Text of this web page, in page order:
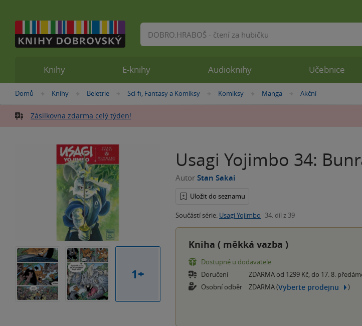
Nacházíte
zde:
Domů »
Knihy »
Beletrie »
Sci-fi, Fantasy a Komiksy »
Komiksy »
Manga »Akční
Zásilkovna zdarma celý týden!
1+
Usagi Yojimbo 34:
Autor Stan Sakai
Uložit do seznamu
Součástí série: Usagi Yojimbo 34. díl z 39
Kniha ( měkká vazba )
Dostupné u dodavatele
Doručení
ZDARMA od 1299 Kč, do 17. 8.
Osobní odběr
ZDARMA (Vyberte prodejnu )
Knihy E-knihy Audioknihy Učebnice
Vyhledávání